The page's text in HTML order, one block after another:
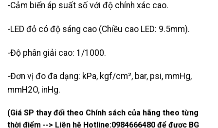
-Cảm biến áp suất số với độ chính xác cao.
-LED đỏ có độ sáng cao (Chiều cao LED: 9.5mm).
-Độ phân giải cao: 1/1000.
-Đơn vị đo đa dạng: kPa, kgf/cm², bar, psi, mmHg,
mmH2O, inHg.
(Giá SP thay đổi theo Chính sách của hãng theo từng
thời điểm --> Liên hệ Hotline:0984666480 để được BG